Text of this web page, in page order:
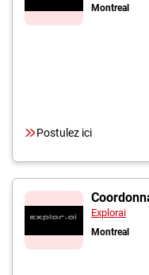
Montreal
Postulez ici
Explorai
Montreal